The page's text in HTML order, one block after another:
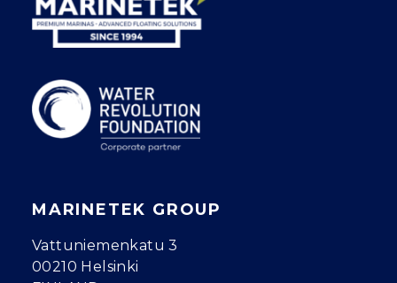
MARINETEK GROUP
Vattuniemenkatu 3
00210 Helsinki